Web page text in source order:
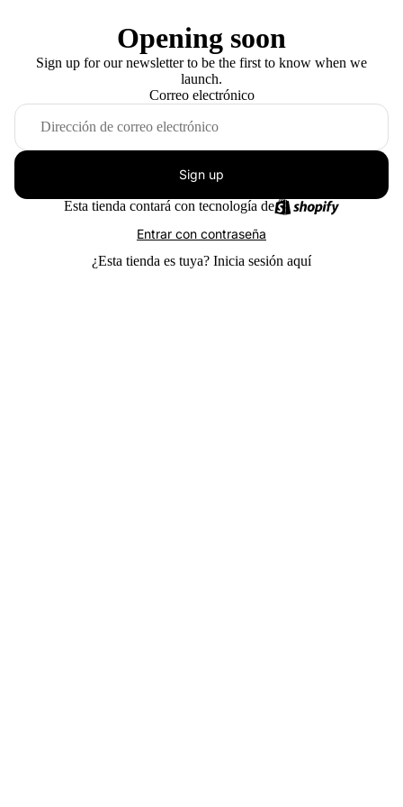
Opening soon
Sign up for our newsletter to be the first to know when we
launch.
Correo electrónico
Sign up
Esta tienda contará con tecnología de
Entrar con contraseña
¿Esta tienda es tuya? Inicia sesión aquí